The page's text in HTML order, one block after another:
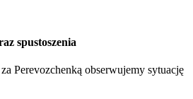
spustoszenia
Perevozchenką obserwujemy sytuację